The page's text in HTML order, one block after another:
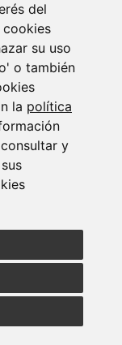
del
cookies
su uso
o también
la política
y